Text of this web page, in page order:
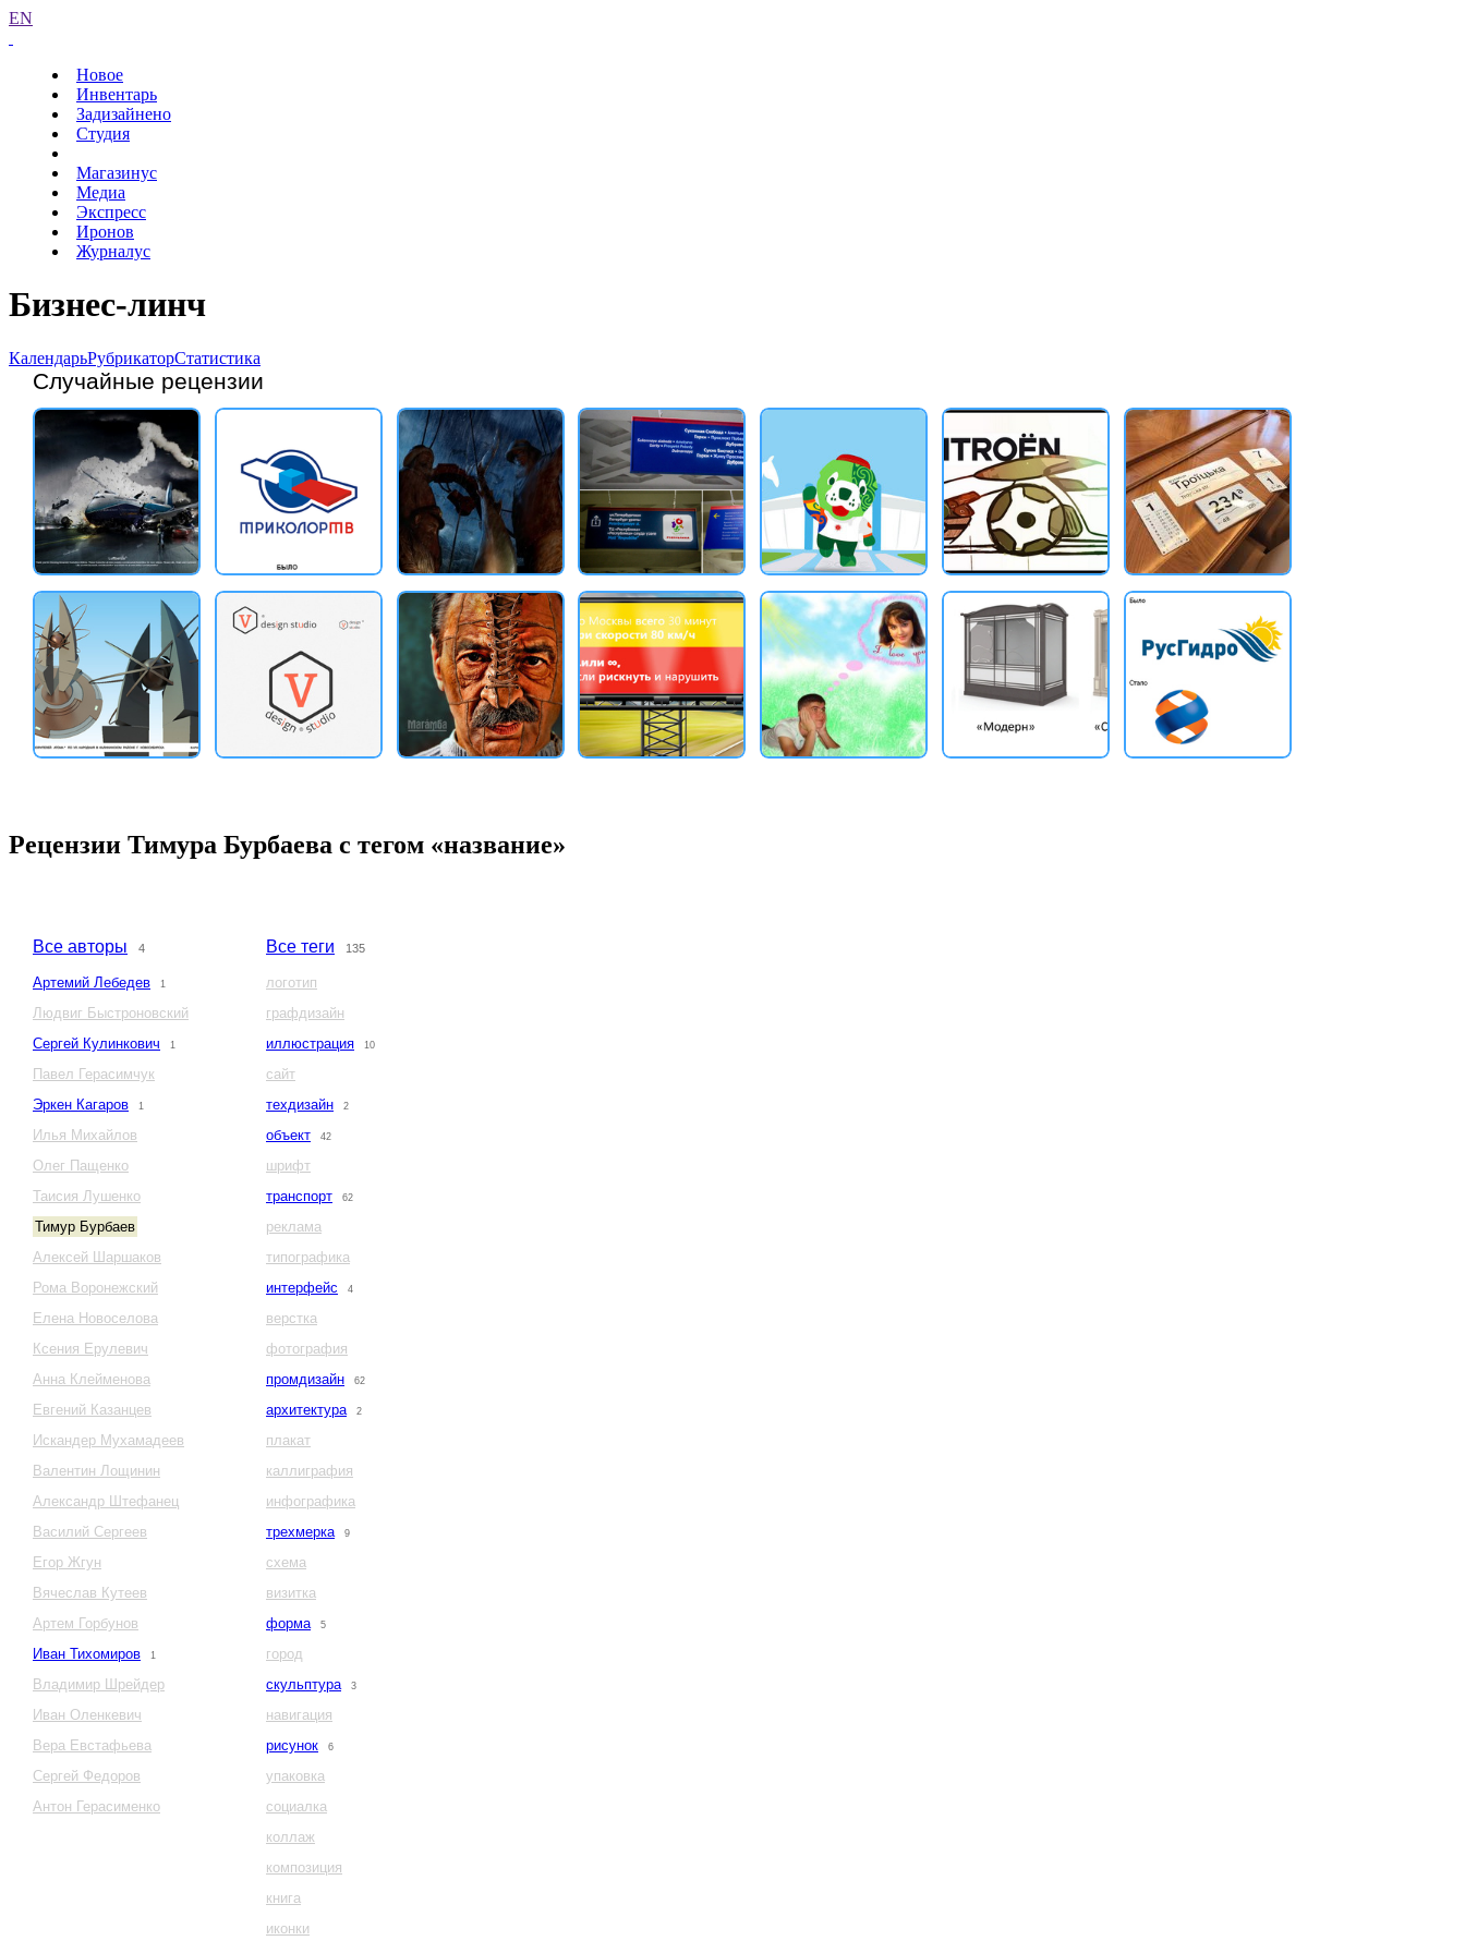
EN
Новое
Инвентарь
Задизайнено
Студия
Магазинус
Медиа
Экспресс
Иронов
Журналус
Бизнес-линч
КалендарьРубрикаторСтатистика
Случайные рецензии
Рецензии Тимура Бурбаева с тегом «название»
Все авторы 4
Артемий Лебедев 1
Людвиг Быстроновский
Сергей Кулинкович
1
Павел Герасимчук
Эркен Кагаров
1
Илья Михайлов
Олег Пащенко
Таисия Лушенко
Тимур Бурбаев
Алексей Шаршаков
Рома Воронежский
Елена Новоселова
Ксения Ерулевич
Анна Клейменова
Евгений Казанцев
Искандер Мухамадеев
Валентин Лощинин
Александр Штефанец
Василий Сергеев
Егор Жгун
Вячеслав Кутеев
Артем Горбунов
Иван Тихомиров
1
Владимир Шрейдер
Иван Оленкевич
Вера Евстафьева
Сергей Федоров
Антон Герасименко
Все теги 135
логотип
графдизайн
иллюстрация
10
сайт
техдизайн
2
объект 42
шрифт
транспорт
62
реклама
типографика
интерфейс
4
верстка
фотография
промдизайн
62
архитектура 2
плакат
каллиграфия
инфографика
трехмерка
9
схема
визитка
форма
5
город
скульптура
3
навигация
рисунок
6
упаковка
социалка
коллаж
композиция
книга
иконки